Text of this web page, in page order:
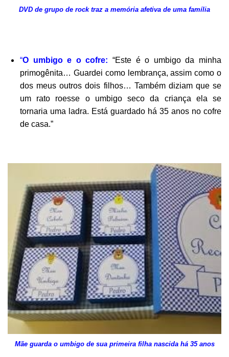
DVD de grupo de rock traz a memória afetiva de uma família
“O umbigo e o cofre: “Este é o umbigo da minha
primogênita… Guardei como lembrança, assim como o
dos meus outros dois filhos… Também diziam que se
um rato roesse o umbigo seco da criança ela se
tornaria uma ladra. Está guardado há 35 anos no cofre
de casa.”
Mãe guarda o umbigo de sua primeira filha nascida há 35 anos